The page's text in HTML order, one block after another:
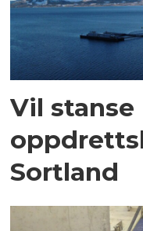
Vil stanse
Sortland